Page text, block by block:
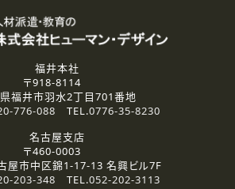
せの内容に回答するために利用いたし
、電話・Ｅメールのいずれかの方法とい
供
情報は、法令等の規定に従う場合を除き、
の委託
保護の評価基準を満たした委託先に、個
があります。
福井本社
〒918-8114
福井市羽水2丁目701番地
776-088 TEL.0776-35-8230
名古屋支店
〒460-0003
屋市中区錦1-17-13 名興ビル7F
203-348 TEL.052-202-3113